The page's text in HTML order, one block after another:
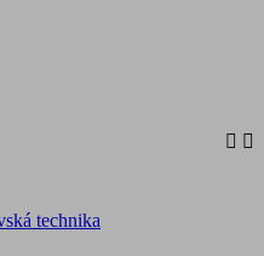
 
technika